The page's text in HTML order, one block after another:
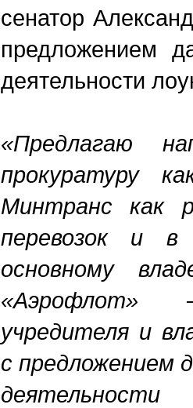
сенатор
предложением
деятельности
«Предлагаю
прокуратуру
Минтранс как
перевозок и в
основному
«Аэрофлот»
учредителя и
с предложением